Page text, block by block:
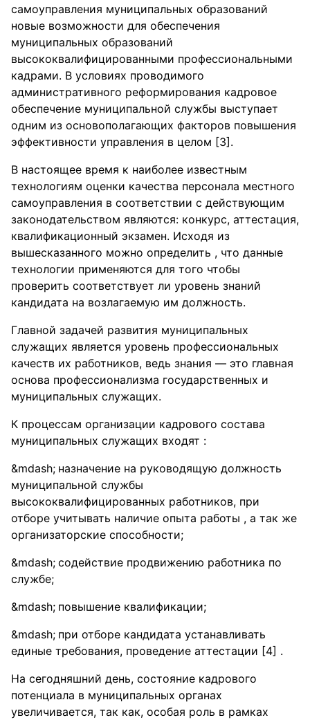
самоуправления муниципальных образований
новые возможности для обеспечения
муниципальных образований
высококвалифицированными профессиональными
кадрами. В условиях проводимого
административного реформирования кадровое
обеспечение муниципальной службы выступает
одним из основополагающих факторов повышения
эффективности управления в целом [3].
В настоящее время к наиболее известным
технологиям оценки качества персонала местного
самоуправления в соответствии с действующим
законодательством являются: конкурс, аттестация,
квалификационный экзамен. Исходя из
вышесказанного можно определить , что данные
технологии применяются для того чтобы
проверить соответствует ли уровень знаний
кандидата на возлагаемую им должность.
Главной задачей развития муниципальных
служащих является уровень профессиональных
качеств их работников, ведь знания — это главная
основа профессионализма государственных и
муниципальных служащих.
К процессам организации кадрового состава
муниципальных служащих входят :
назначение на руководящую должность
муниципальной службы
высококвалифицированных работников, при
отборе учитывать наличие опыта работы , а так же
организаторские способности;
содействие продвижению работника по
службе;
повышение квалификации;
при отборе кандидата устанавливать
единые требования, проведение аттестации [4] .
На сегодняшний день, состояние кадрового
потенциала в муниципальных органах
увеличивается, так как, особая роль в рамках